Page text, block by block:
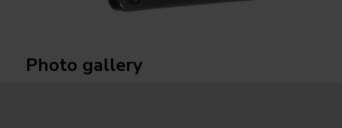
Photo gallery